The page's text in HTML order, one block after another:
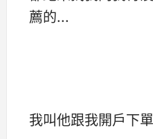
薦的...
我叫他跟我開戶下